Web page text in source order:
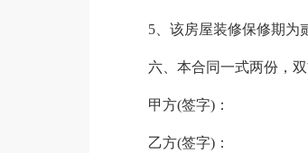
5、该房屋装修保修期为
六、本合同一式两份，
甲方(签字)：
乙方(签字)：